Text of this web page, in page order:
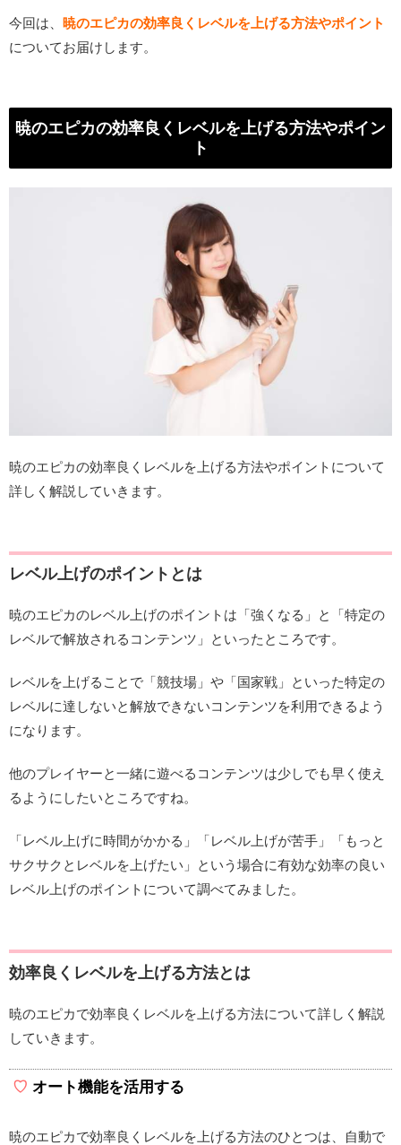
今回は、 暁のエピカの効率良くレベルを上げる方法やポイント
についてお届けします。
暁のエピカの効率良くレベルを上げる方法やポイン
ト
暁のエピカの効率良くレベルを上げる方法やポイントについて
詳しく解説していきます。
レベル上げのポイントとは
暁のエピカのレベル上げのポイントは「強くなる」と「特定の
レベルで解放されるコンテンツ」といったところです。
レベルを上げることで「競技場」や「国家戦」といった特定の
レベルに達しないと解放できないコンテンツを利用できるよう
になります。
他のプレイヤーと一緒に遊べるコンテンツは少しでも早く使え
るようにしたいところですね。
「レベル上げに時間がかかる」「レベル上げが苦手」「もっと
サクサクとレベルを上げたい」という場合に有効な効率の良い
レベル上げのポイントについて調べてみました。
効率良くレベルを上げる方法とは
暁のエピカで効率良くレベルを上げる方法について詳しく解説
していきます。
オート機能を活用する
暁のエピカで効率良くレベルを上げる方法のひとつは、自動で